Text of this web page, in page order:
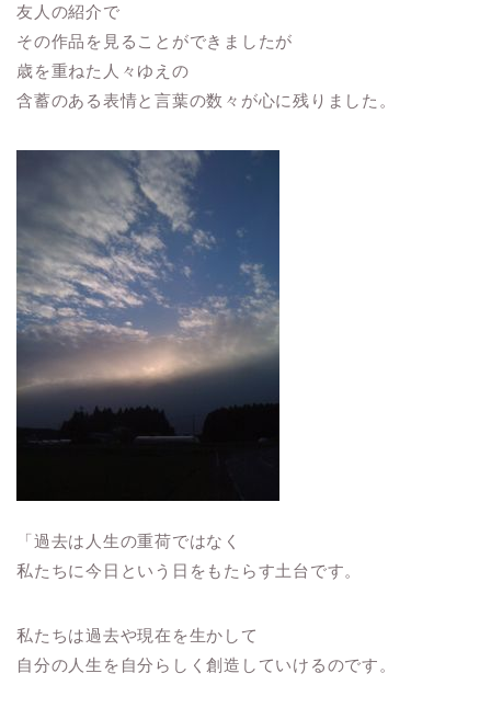
友人の紹介で
その作品を見ることができましたが
歳を重ねた人々ゆえの
含蓄のある表情と言葉の数々が心に残りました。
「過去は人生の重荷ではなく
私たちに今日という日をもたらす土台です。
私たちは過去や現在を生かして
自分の人生を自分らしく創造していけるのです。